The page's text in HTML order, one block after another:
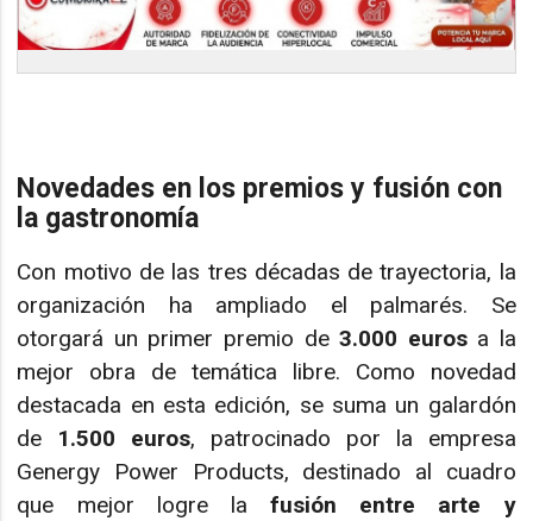
Novedades en los premios y fusión con
la gastronomía
Con motivo de las tres décadas de trayectoria, la
organización ha ampliado el palmarés. Se
otorgará un primer premio de3.000 eurosa la
mejor obra de temática libre. Como novedad
destacada en esta edición, se suma un galardón
de 1.500 euros, patrocinado por la empresa
Genergy Power Products, destinado al cuadro
que mejor logre lafusión entre arte y